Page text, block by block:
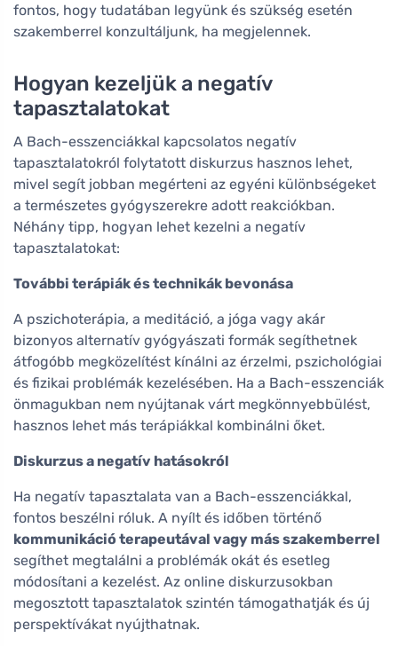
fontos, hogy tudatában legyünk és szükség esetén
szakemberrel konzultáljunk, ha megjelennek.
Hogyan kezeljük a negatív
tapasztalatokat
A Bach-esszenciákkal kapcsolatos negatív
tapasztalatokról folytatott diskurzus hasznos lehet,
mivel segít jobban megérteni az egyéni különbségeket
a természetes gyógyszerekre adott reakciókban.
Néhány tipp, hogyan lehet kezelni a negatív
tapasztalatokat:
További terápiák és technikák bevonása
A pszichoterápia, a meditáció, a jóga vagy akár
bizonyos alternatív gyógyászati formák segíthetnek
átfogóbb megközelítést kínálni az érzelmi, pszichológiai
és fizikai problémák kezelésében. Ha a Bach-esszenciák
önmagukban nem nyújtanak várt megkönnyebbülést,
hasznos lehet más terápiákkal kombinálni őket.
Diskurzus a negatív hatásokról
Ha negatív tapasztalata van a Bach-esszenciákkal,
fontos beszélni róluk. A nyílt és időben történő
kommunikáció terapeutával vagy más szakemberrel
segíthet megtalálni a problémák okát és esetleg
módosítani a kezelést. Az online diskurzusokban
megosztott tapasztalatok szintén támogathatják és új
perspektívákat nyújthatnak.